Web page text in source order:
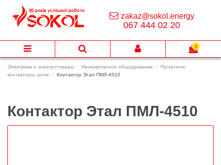
Электрика и электротовары Низковольтное оборудование
Пускатели,
контакторы, реле
Контактор Этал ПМЛ-4510
Контактор Этал ПМЛ-4510
zakaz@sokol.energy
067 444 02 20
0